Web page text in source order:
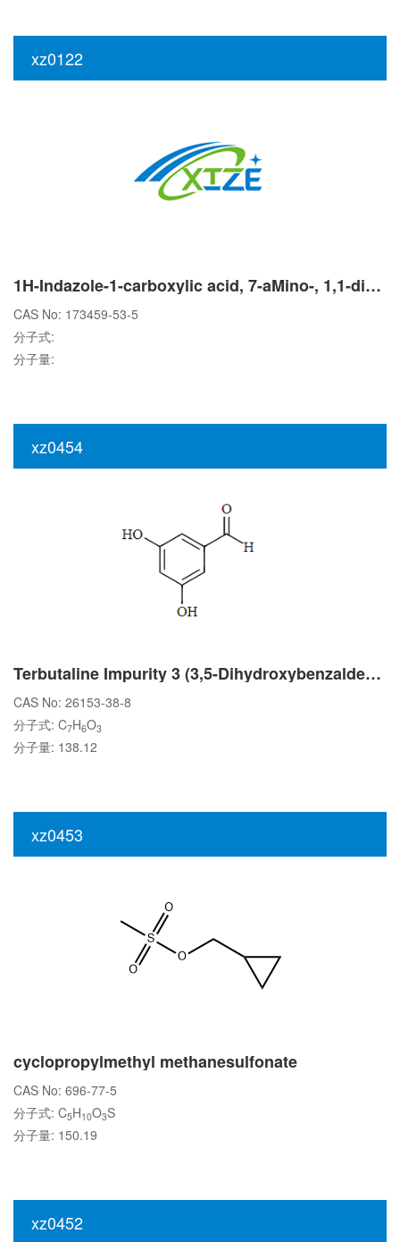
xz0122
1H-Indazole-1-carboxylic acid, 7-aMino-, 1,1-diMethylethyl ester
CAS No: 173459-53-5
分子式:
分子量:
xz0454
Terbutaline Impurity 3 (3,5-Dihydroxybenzaldehyde)
CAS No: 26153-38-8
分子式: C7H6O3
分子量: 138.12
xz0453
cyclopropylmethyl methanesulfonate
CAS No: 696-77-5
分子式: C5H10O3S
分子量: 150.19
xz0452